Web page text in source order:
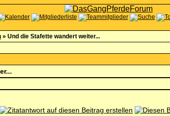
» Und die Stafette wandert weiter...